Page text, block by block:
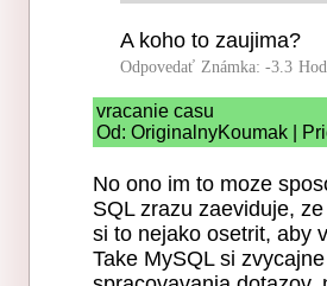
A koho to zaujima?
Odpovedať Známka: -3.3
vracanie casu
Od: OriginalnyKoumak |
No ono im to moze
SQL zrazu zaeviduje,
si to nejako osetrit, aby
Take MySQL si